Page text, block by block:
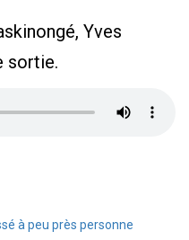
Yves
sortie.
à peu près personne